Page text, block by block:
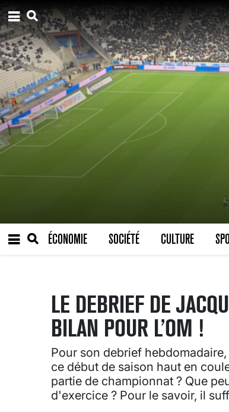
ÉCONOMIE SOCIÉTÉ CULTURE
LE DEBRIEF DE
BILAN POUR L’OM !
Pour son debrief
ce début de saison haut en
partie de championnat ? Que
d'exercice ? Pour le savoir, il